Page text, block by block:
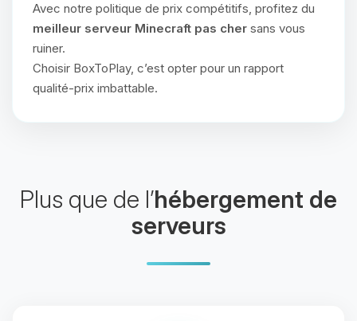
Avec notre politique de prix compétitifs, profitez du
meilleur serveur Minecraft pas cher sans vous
ruiner.
Choisir BoxToPlay, c’est opter pour un rapport
qualité-prix imbattable.
Plus que de l’hébergement de
serveurs